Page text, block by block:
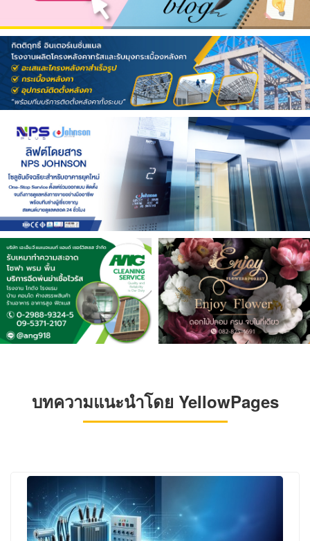
บทความแนะนำโดย YellowPages